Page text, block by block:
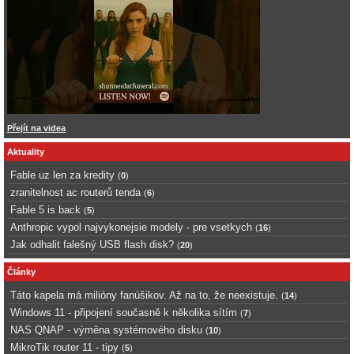
Přejít na videa
Aktuality
Fable uz len za kredity (0)
zranitelnost ac routerů tenda (6)
Fable 5 is back (5)
Anthropic vypol najvykonejsie modely - pre vsetkych (16)
Jak odhalit falešný USB flash disk? (20)
Články
Táto kapela má milióny fanúšikov. Až na to, že neexistuje. (14)
Windows 11 - připojení současně k několika sítím (7)
NAS QNAP - výměna systémového disku (10)
MikroTik router 11 - tipy (5)